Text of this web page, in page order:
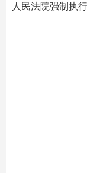
人民法院强制执行